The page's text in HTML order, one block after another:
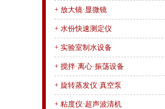
+ 放大镜·显微镜
+ 水份快速测定仪
+ 实验室制水设备
+ 搅拌·离心·振荡设备
+ 旋转蒸发仪·真空泵
+ 粘度仪·超声波清机